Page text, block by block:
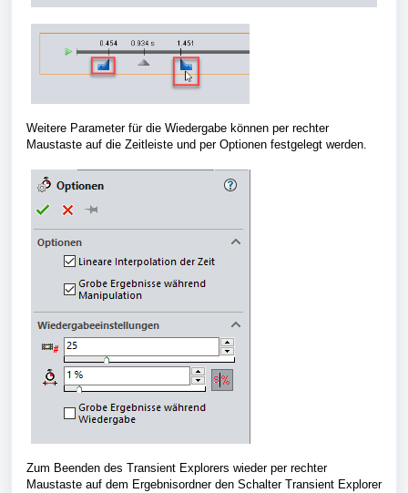
Weitere Parameter für die Wiedergabe können per rechter
Maustaste auf die Zeitleiste und per Optionen festgelegt werden.
Zum Beenden des Transient Explorers wieder per rechter
Maustaste auf dem Ergebnisordner den Schalter Transient Explorer